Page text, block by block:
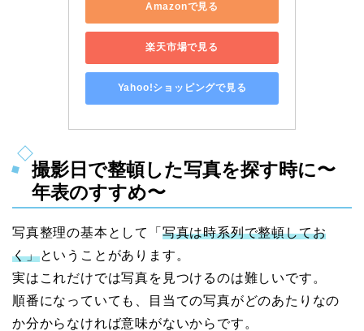
Amazonで見る
楽天市場で見る
Yahoo!ショッピングで見る
撮影日で整頓した写真を探す時に〜
年表のすすめ〜
写真整理の基本として「 写真は時系列で整頓してお
く」ということがあります。
実はこれだけでは写真を見つけるのは難しいです。
順番になっていても、目当ての写真がどのあたりなの
か分からなければ意味がないからです。